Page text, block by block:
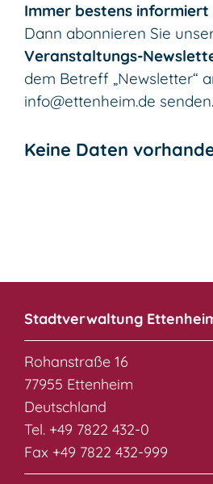
Immer bestens informiert
Dann abonnieren Sie
Veranstaltungs-
dem Betreff „Newsletter“
info@ettenheim.de senden.
Keine Daten
Stadtverwaltung
Rohanstraße 16
77955 Ettenheim
Deutschland
Tel. +49 7822 432-0
Fax +49 7822 432-999